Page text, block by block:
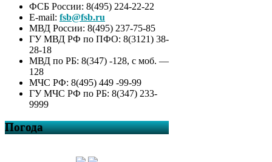
ФСБ России: 8(495) 224-22-22
E-mail: fsb@fsb.ru
МВД России: 8(495) 237-75-85
ГУ МВД РФ по ПФО: 8(3121) 38-
28-18
МВД по РБ: 8(347) -128, с моб. —
128
МЧС РФ: 8(495) 449 -99-99
ГУ МЧС РФ по РБ: 8(347) 233-
9999
Погода